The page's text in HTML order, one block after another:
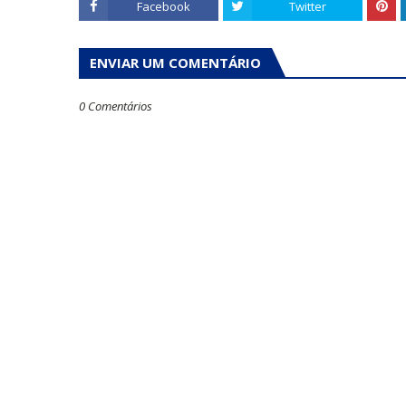
Facebook Twitter
ENVIAR UM COMENTÁRIO
0 Comentários